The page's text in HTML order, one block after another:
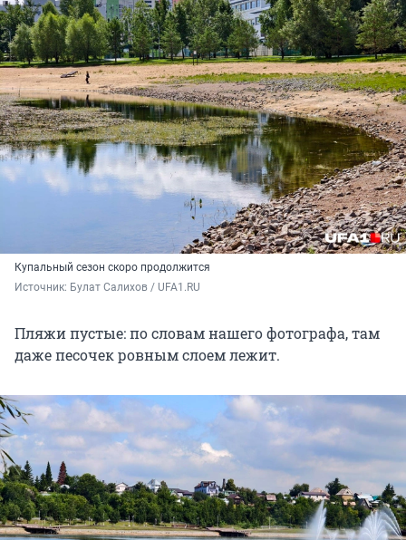
Купальный сезон скоро продолжится
Источник: Булат Салихов / UFA1.RU
Пляжи пустые: по словам нашего фотографа, там
даже песочек ровным слоем лежит.